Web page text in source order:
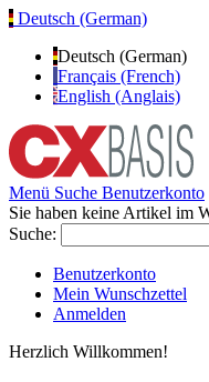
Deutsch (German)
Deutsch (German)
Français (French)
English (Anglais)
Menü Suche Benutzerkonto
Sie haben keine Artikel im
Suche:
Benutzerkonto
Mein Wunschzettel
Anmelden
Herzlich Willkommen!